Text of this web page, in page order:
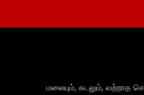
மலையும், கடலும், வற்றாத